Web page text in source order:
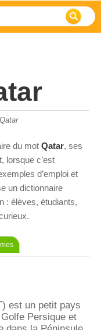
du mot Qatar, ses
lorsque c’est
d’emploi et
un dictionnaire
: élèves, étudiants,
est un petit pays
Persique et